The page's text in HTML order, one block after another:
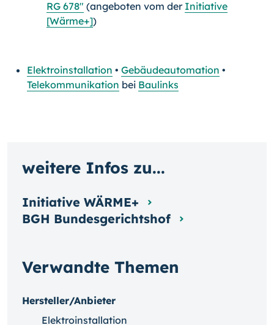
RG 678" (angeboten vom der Initiative
[Wärme+])
Elektroinstallation • Gebäudeautomation •
Telekommunikation bei Baulinks
Verwandte Themen
Hersteller/Anbieter
Elektroinstallation
weitere Infos zu...
Initiative WÄRME+
BGH Bundesgerichtshof